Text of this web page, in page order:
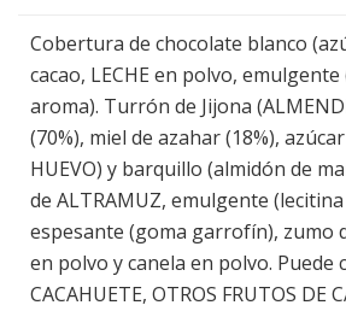
Cobertura de chocolate blanco
cacao, LECHE en polvo, emulgente
aroma). Turrón de Jijona
(70%), miel de azahar (18%),
HUEVO) y barquillo (almidón de
de ALTRAMUZ, emulgente (lecitina
espesante (goma garrofín), zumo
en polvo y canela en polvo. Puede
CACAHUETE, OTROS FRUTOS DE